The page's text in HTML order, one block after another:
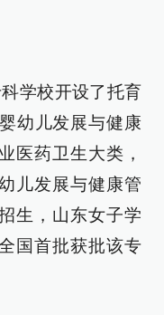
学校开设了托育
幼儿发展与健康
医药卫生大类，
儿发展与健康管
生，山东女子学
国首批获批该专